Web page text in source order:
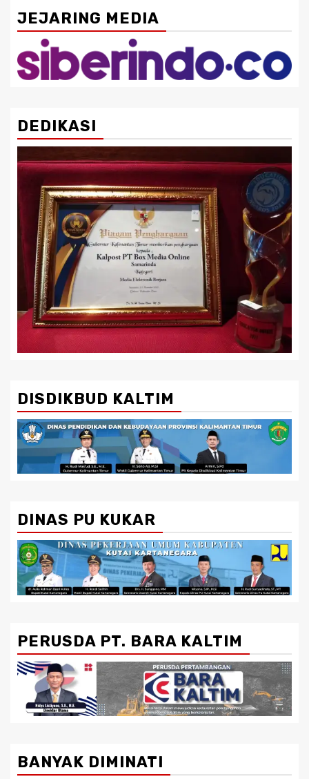
JEJARING MEDIA
DEDIKASI
DISDIKBUD KALTIM
DINAS PU KUKAR
PERUSDA PT. BARA KALTIM
BANYAK DIMINATI